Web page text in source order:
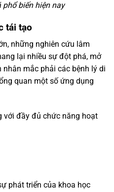
biến hiện nay
tái tạo
những nghiên cứu lâm
lại nhiều sự đột phá, mở
nhân mắc phải các bệnh lý di
quan một số ứng dụng
với đầy đủ chức năng hoạt
phát triển của khoa học